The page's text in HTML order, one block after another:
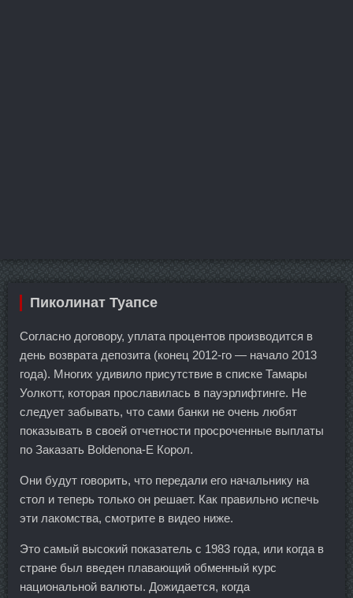
Пиколинат Туапсе
Согласно договору, уплата процентов производится в
день возврата депозита (конец 2012-го — начало 2013
года). Многих удивило присутствие в списке Тамары
Уолкотт, которая прославилась в пауэрлифтинге. Не
следует забывать, что сами банки не очень любят
показывать в своей отчетности просроченные выплаты
по Заказать Boldenona-E Корол.
Они будут говорить, что передали его начальнику на
стол и теперь только он решает. Как правильно испечь
эти лакомства, смотрите в видео ниже.
Это самый высокий показатель с 1983 года, или когда в
стране был введен плавающий обменный курс
национальной валюты. Дожидается, когда